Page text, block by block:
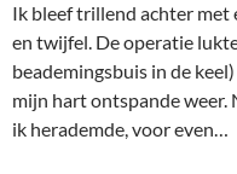
Ik bleef trillend achter met
en twijfel. De operatie
beademingsbuis in de
mijn hart ontspande weer.
ik herademde, voor even…